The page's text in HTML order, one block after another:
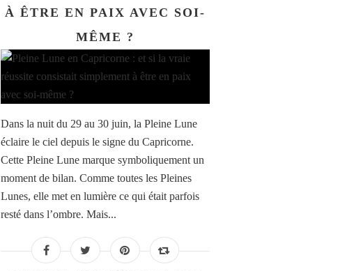
À ÊTRE EN PAIX AVEC SOI-
MÊME ?
Dans la nuit du 29 au 30 juin, la Pleine Lune
éclaire le ciel depuis le signe du Capricorne.
Cette Pleine Lune marque symboliquement un
moment de bilan. Comme toutes les Pleines
Lunes, elle met en lumière ce qui était parfois
resté dans l’ombre. Mais...